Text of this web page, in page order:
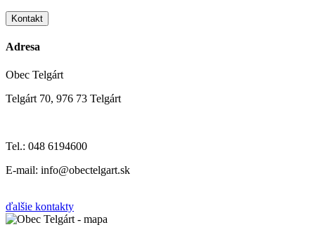
Kontakt
Adresa
Obec Telgárt
Telgárt 70, 976 73 Telgárt
Tel.: 048 6194600
E-mail: info@obectelgart.sk
ďalšie kontakty